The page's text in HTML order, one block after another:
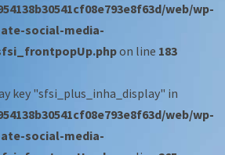
web/wp-
social-media-
on line 183
key "sfsi_plus_inha_display" in
web/wp-
social-media-